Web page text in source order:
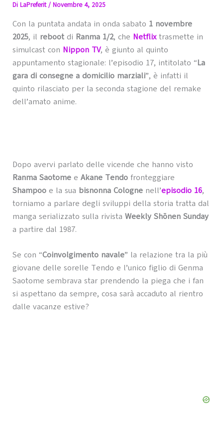
Di LaPreferit/ Novembre 4, 2025
Con la puntata andata in onda sabato 1 novembre
2025, il rebootdi Ranma 1/2, che Netflixtrasmette in
simulcast con Nippon TV, è giunto al quinto
appuntamento stagionale: l’episodio 17, intitolato “La
gara di consegne a domicilio marziali”, è infatti il
quinto rilasciato per la seconda stagione del remake
dell’amato anime.
Dopo avervi parlato delle vicende che hanno visto
Ranma Saotomee Akane Tendofronteggiare
Shampooe la sua bisnonna Colognenell’episodio 16,
torniamo a parlare degli sviluppi della storia tratta dal
manga serializzato sulla rivista Weekly Shōnen Sunday
a partire dal 1987.
Se con “Coinvolgimento navale” la relazione tra la più
giovane delle sorelle Tendo e l’unico figlio di Genma
Saotome sembrava star prendendo la piega che i fan
si aspettano da sempre, cosa sarà accaduto al rientro
dalle vacanze estive?